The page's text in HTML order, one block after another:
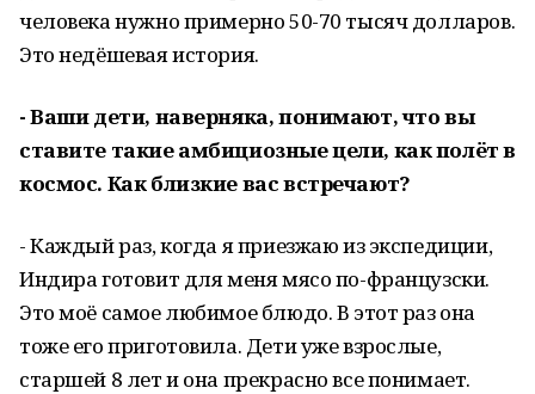
человека нужно примерно 50-70 тысяч долларов.
Это недёшевая история.
- Ваши дети, наверняка, понимают, что вы
ставите такие амбициозные цели, как полёт в
космос. Как близкие вас встречают?
- Каждый раз, когда я приезжаю из экспедиции,
Индира готовит для меня мясо по-французски.
Это моё самое любимое блюдо. В этот раз она
тоже его приготовила. Дети уже взрослые,
старшей 8 лет и она прекрасно все понимает.